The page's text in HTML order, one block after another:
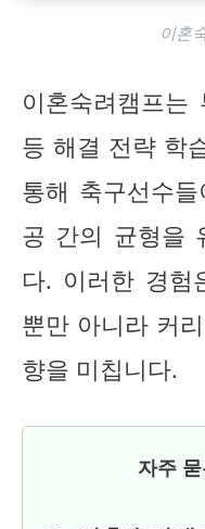
이혼
이혼숙려캠프
등 해결 전략 학
통해 축구선수
공 간의 균형을
다. 이러한 경험
뿐만 아니라 커
향을 미칩니다.
자주